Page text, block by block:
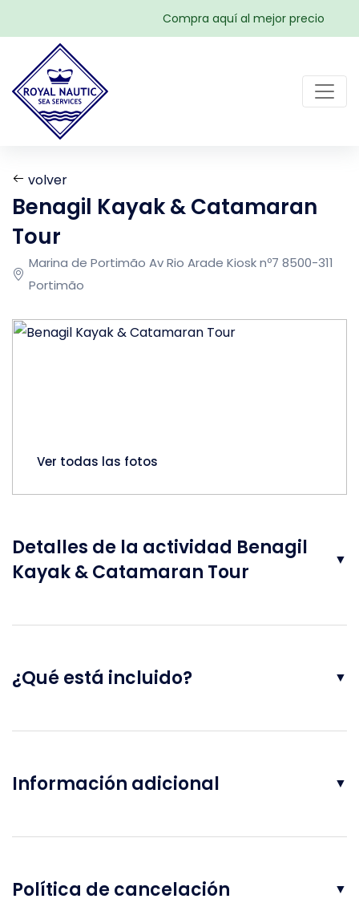
Compra aquí al mejor precio
volver
Benagil Kayak & Catamaran
Tour
Marina de Portimão Av Rio Arade Kiosk nº7 8500-311
Portimão
Ver todas las fotos
Detalles de la actividad Benagil
Kayak & Catamaran Tour
▼
¿Qué está incluido? ▼
Información adicional ▼
Política de cancelación ▼